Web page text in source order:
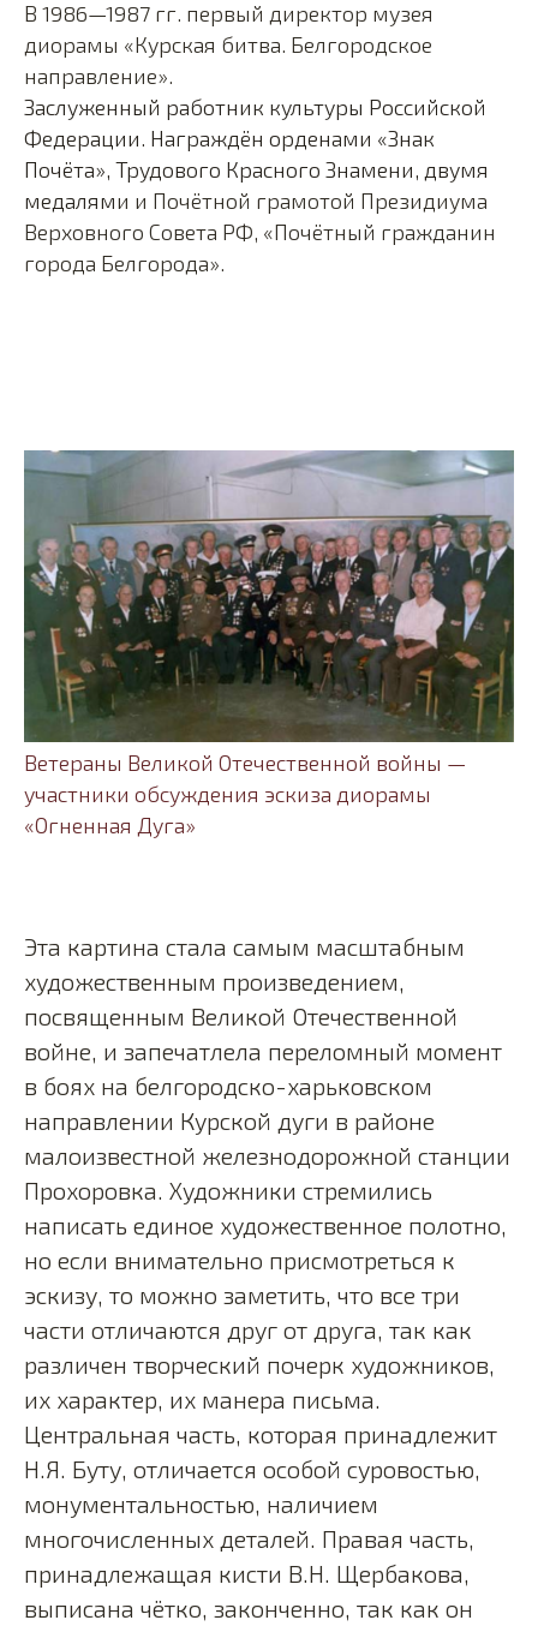
В 1986—1987 гг. первый директор музея
диорамы «Курская битва. Белгородское
направление».
Заслуженный работник культуры Российской
Федерации. Награждён орденами «Знак
Почёта», Трудового Красного Знамени, двумя
медалями и Почётной грамотой Президиума
Верховного Совета РФ, «Почётный гражданин
города Белгорода».
Ветераны Великой Отечественной войны —
участники обсуждения эскиза диорамы
«Огненная Дуга»
Эта картина стала самым масштабным
художественным произведением,
посвященным Великой Отечественной
войне, и запечатлела переломный момент
в боях на белгородско-харьковском
направлении Курской дуги в районе
малоизвестной железнодорожной станции
Прохоровка. Художники стремились
написать единое художественное полотно,
но если внимательно присмотреться к
эскизу, то можно заметить, что все три
части отличаются друг от друга, так как
различен творческий почерк художников,
их характер, их манера письма.
Центральная часть, которая принадлежит
Н.Я. Буту, отличается особой суровостью,
монументальностью, наличием
многочисленных деталей. Правая часть,
принадлежащая кисти В.Н. Щербакова,
выписана чётко, законченно, так как он